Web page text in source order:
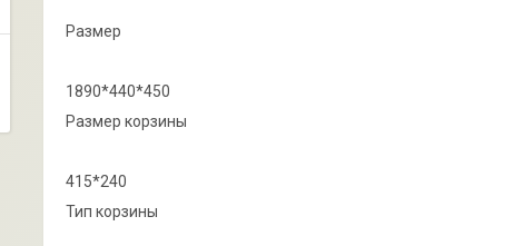
Размер
1890*440*450
Размер корзины
415*240
Тип корзины